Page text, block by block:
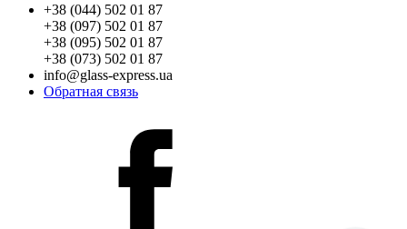
+38 (044) 502 01 87
+38 (097) 502 01 87
+38 (095) 502 01 87
+38 (073) 502 01 87
info@glass-express.ua
Обратная связь